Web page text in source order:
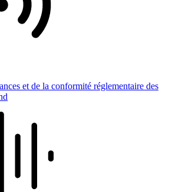
et de la conformité réglementaire des